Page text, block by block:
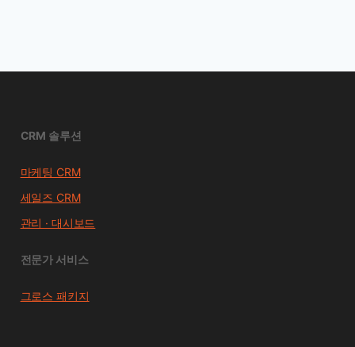
CRM 솔루션
마케팅 CRM
세일즈 CRM
관리 · 대시보드
전문가 서비스
그로스 패키지